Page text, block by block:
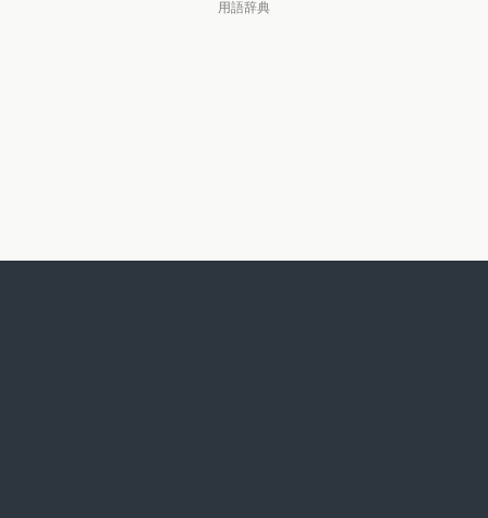
用語辞典